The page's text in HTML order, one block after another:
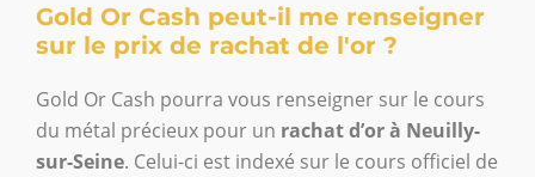
Gold Or Cash peut-il me renseigner
sur le prix de rachat de l'or ?
Gold Or Cash pourra vous renseigner sur le cours
du métal précieux pour un rachat d’or à Neuilly-
sur-Seine. Celui-ci est indexé sur le cours officiel de